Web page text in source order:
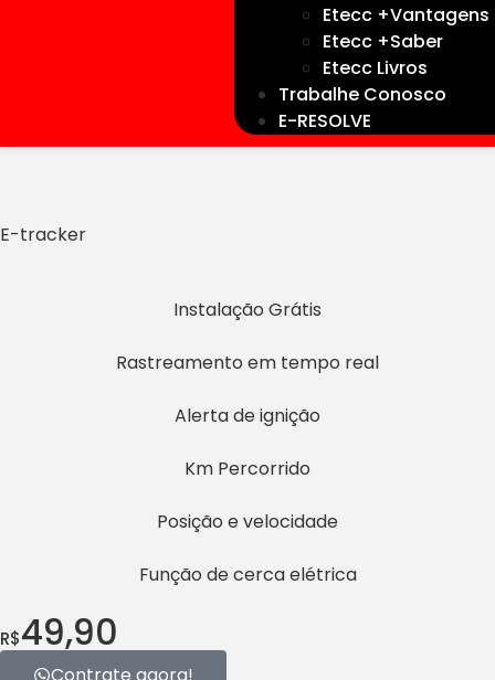
Etecc +Vantagens
Etecc +Saber
Etecc Livros
Trabalhe Conosco
E-RESOLVE
E-tracker
Instalação Grátis
Rastreamento em tempo real
Alerta de ignição
Km Percorrido
Posição e velocidade
Função de cerca elétrica
R$49,90
Contrate agora!